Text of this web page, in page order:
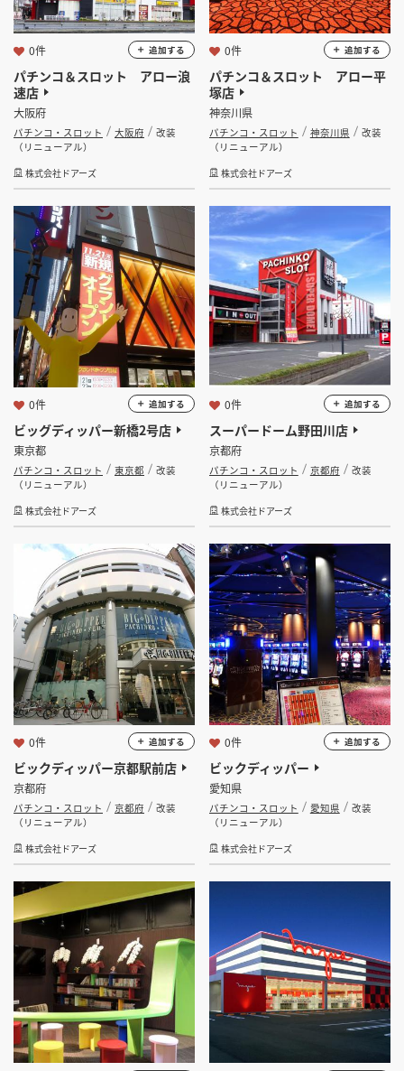
設計施工会社 選択する
会員ログインすると検索できます。
坪数
坪 ～ 坪
フリーワード
検索する
パチンコ＆スロット アロー浪
速店
大阪府
パチンコ・スロット 大阪府
改装
（リニューアル）
株式会社ドアーズ
0件 追加する
パチンコ＆スロット アロー平
塚店
神奈川県
パチンコ・スロット 神奈川県
改装
（リニューアル）
株式会社ドアーズ
0件 追加する
ビッグディッパー新橋2号店
東京都
パチンコ・スロット 東京都
改装
（リニューアル）
株式会社ドアーズ
0件 追加する
スーパードーム野田川店
京都府
パチンコ・スロット 京都府
改装
（リニューアル）
株式会社ドアーズ
0件 追加する
ビックディッパー京都駅前店
京都府
パチンコ・スロット 京都府
改装
（リニューアル）
株式会社ドアーズ
0件 追加する
ビックディッパー
愛知県
パチンコ・スロット 愛知県
改装
（リニューアル）
株式会社ドアーズ
0件 追加する